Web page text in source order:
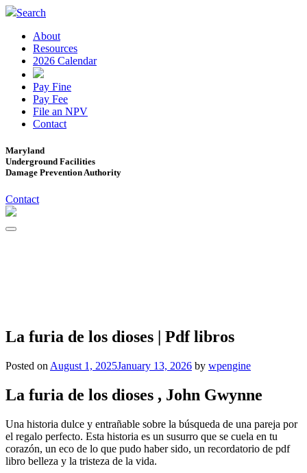
Search
About
Resources
2026 Calendar
Pay Fine
Pay Fee
File an NPV
Contact
Maryland
Underground Facilities
Damage Prevention Authority
Contact
La furia de los dioses | Pdf libros
Posted on August 1, 2025January 13, 2026 by wpengine
La furia de los dioses , John Gwynne
Una historia dulce y entrañable sobre la búsqueda de una pareja por
el regalo perfecto. Esta historia es un susurro que se cuela en tu
corazón, un eco de lo que pudo haber sido, un recordatorio de pdf
libro belleza y la tristeza de la vida.